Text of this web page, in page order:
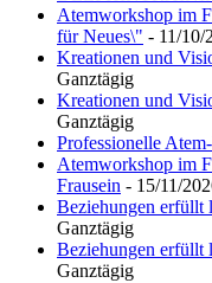
Atemworkshop im
für Neues\" - 11/10/
Kreationen und
Ganztägig
Kreationen und
Ganztägig
Professionelle
Atemworkshop im
Frausein - 15/11/
Beziehungen erfüllt
Ganztägig
Beziehungen erfüllt
Ganztägig